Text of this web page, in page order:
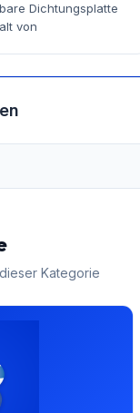
Dichtungsplatte
von
Kategorie